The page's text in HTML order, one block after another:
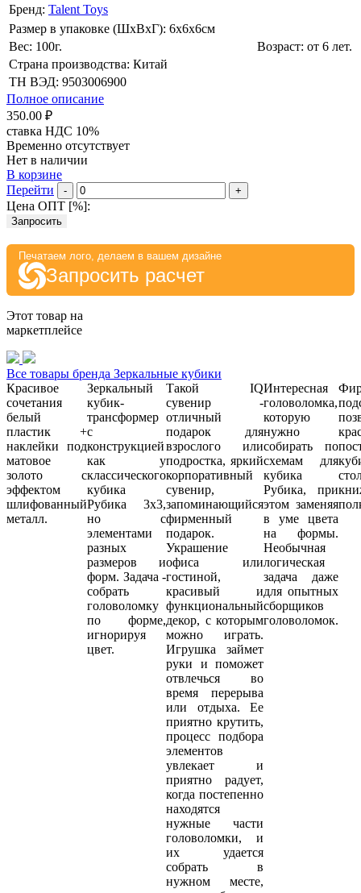
Бренд: Talent Toys
Размер в упаковке (ШхВxГ): 6х6х6cм
Вес: 100г.
Возраст: от 6 лет.
Страна производства: Китай
ТН ВЭД: 9503006900
Полное описание
350.00 ₽
ставка НДС 10%
Временно отсутствует
Нет в наличии
В корзине
Перейти
- +
Цена ОПТ [%]:
Запросить
Печатаем лого, делаем в вашем дизайне
Запросить расчет
Этот товар на
маркетплейсе
Все товары бренда Зеркальные кубики
Красивое
сочетания
белый
пластик +
наклейки под
матовое
золото с
эффектом
шлифованный
металл.
Зеркальный
кубик-
трансформер
с
конструкцией
как у
классического
кубика
Рубика 3х3,
но с
элементами
разных
размеров и
форм. Задача -
собрать
головоломку
по форме,
игнорируя
цвет.
Такой IQ
сувенир -
отличный
подарок для
взрослого или
подростка, яркий
корпоративный
сувенир,
запоминающийся
фирменный
подарок.
Украшение
офиса или
гостиной,
красивый и
функциональный
декор, с которым
можно играть.
Игрушка займет
руки и поможет
отвлечься во
время перерыва
или отдыха. Ее
приятно крутить,
процесс подбора
элементов
увлекает и
приятно радует,
когда постепенно
находятся
нужные части
головоломки, и
их удается
собрать в
нужном месте,
Интересная
головоломка,
которую
нужно
собирать по
схемам для
кубика
Рубика, при
этом заменяя
в уме цвета
на формы.
Необычная
логическая
задача даже
для опытных
сборщиков
головоломок.